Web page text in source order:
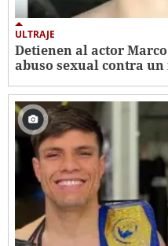
ULTRAJE
Detienen al actor
abuso sexual contra